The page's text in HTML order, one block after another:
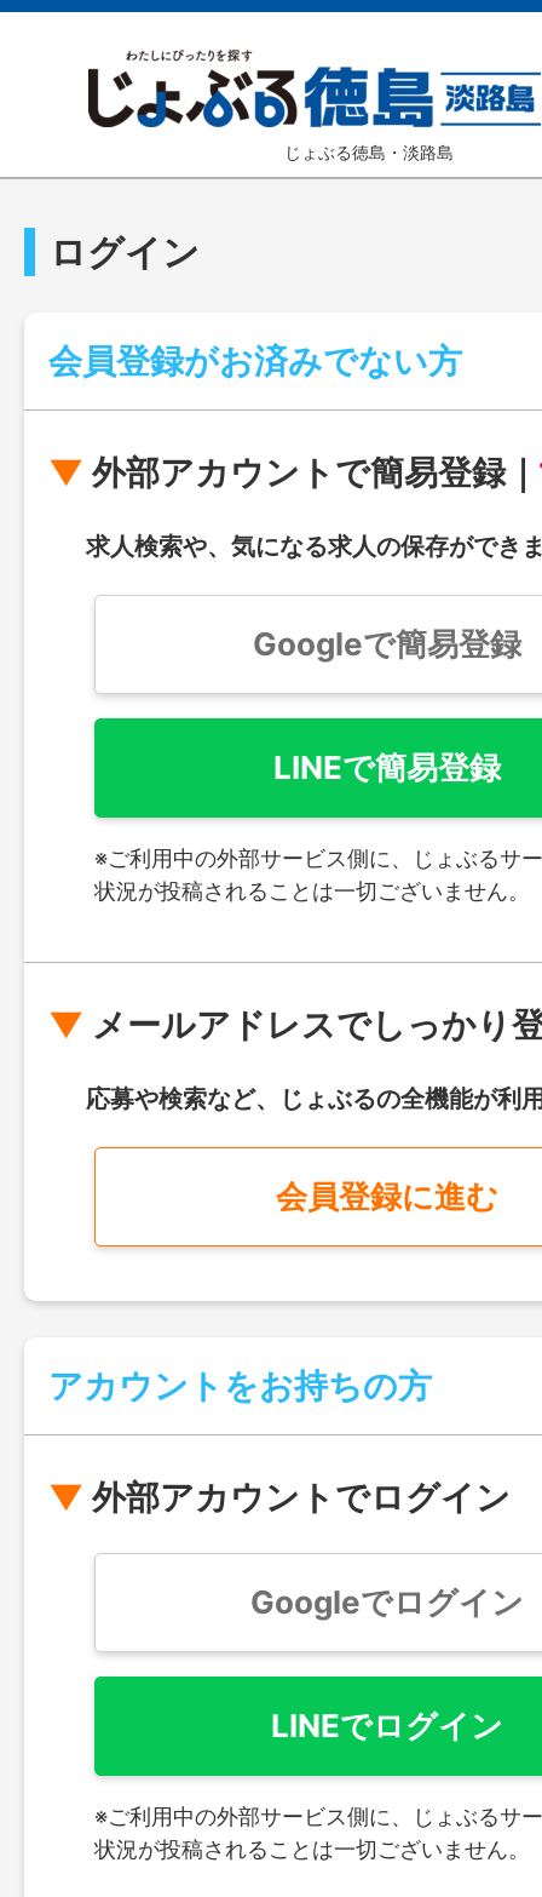
じょぶる徳島・淡路島
ログイン
会員登録がお済みでない方
外部アカウントで簡易登録｜
求人検索や、気になる求人の保存ができ
Googleで簡易登録
LINEで簡易登録
※ご利用中の外部サービス側に、じょぶるサ
状況が投稿されることは一切ございません。
メールアドレスでしっかり
応募や検索など、じょぶるの全機能が利
会員登録に進む
アカウントをお持ちの方
外部アカウントでログイン
Googleでログイン
LINEでログイン
※ご利用中の外部サービス側に、じょぶるサ
状況が投稿されることは一切ございません。